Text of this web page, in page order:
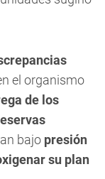
el organismo
de los
bajo presión
su plan